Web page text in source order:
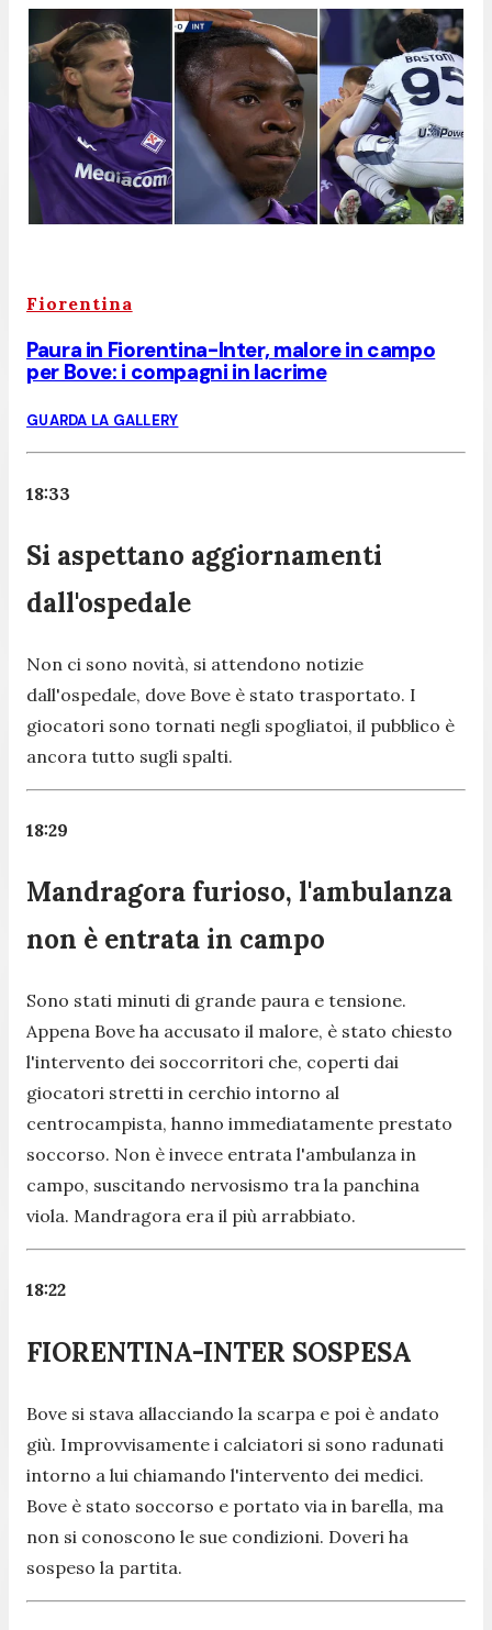
Fiorentina
Paura in Fiorentina-Inter, malore in campo
per Bove: i compagni in lacrime
GUARDA LA GALLERY
18:33
Si aspettano aggiornamenti
dall'ospedale
Non ci sono novità, si attendono notizie
dall'ospedale, dove Bove è stato trasportato. I
giocatori sono tornati negli spogliatoi, il pubblico è
ancora tutto sugli spalti.
18:29
Mandragora furioso, l'ambulanza
non è entrata in campo
Sono stati minuti di grande paura e tensione.
Appena Bove ha accusato il malore, è stato chiesto
l'intervento dei soccorritori che, coperti dai
giocatori stretti in cerchio intorno al
centrocampista, hanno immediatamente prestato
soccorso. Non è invece entrata l'ambulanza in
campo, suscitando nervosismo tra la panchina
viola. Mandragora era il più arrabbiato.
18:22
FIORENTINA-INTER SOSPESA
Bove si stava allacciando la scarpa e poi è andato
giù. Improvvisamente i calciatori si sono radunati
intorno a lui chiamando l'intervento dei medici.
Bove è stato soccorso e portato via in barella, ma
non si conoscono le sue condizioni. Doveri ha
sospeso la partita.